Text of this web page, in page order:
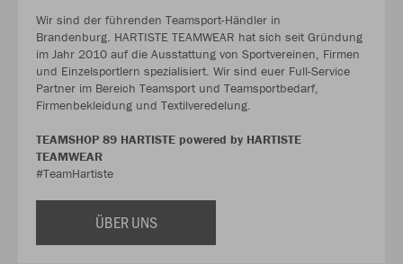
Wir sind der führenden Teamsport-Händler in
Brandenburg. HARTISTE TEAMWEAR hat sich seit Gründung
im Jahr 2010 auf die Ausstattung von Sportvereinen, Firmen
und Einzelsportlern spezialisiert. Wir sind euer Full-Service
Partner im Bereich Teamsport und Teamsportbedarf,
Firmenbekleidung und Textilveredelung.
TEAMSHOP 89 HARTISTE powered by HARTISTE
TEAMWEAR
#TeamHartiste
ÜBER UNS